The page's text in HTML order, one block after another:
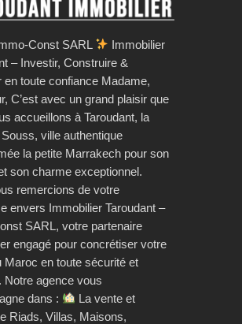
Const SARL
Immobilier
– Investir, Construire &
en toute confiance Madame,
C’est avec un grand plaisir que
accueillons à Taroudant, la
ville authentique
la petite Marrakech pour son
son charme exceptionnel.
remercions de votre
envers Immobilier Taroudant –
SARL, votre partenaire
engagé pour concrétiser votre
Maroc en toute sécurité et
Notre agence vous
dans :
La vente et
Riads, Villas, Maisons,